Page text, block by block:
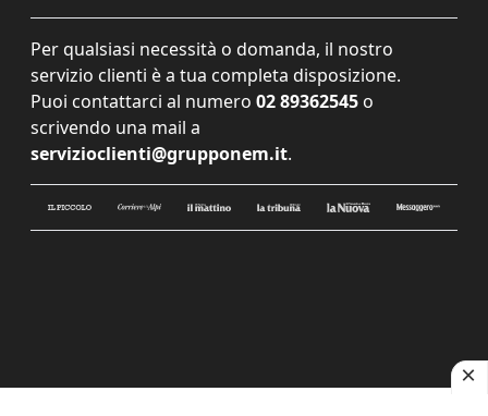
Per qualsiasi necessità o domanda, il nostro
servizio clienti è a tua completa disposizione.
Puoi contattarci al numero 02 89362545 o
scrivendo una mail a
servizioclienti@grupponem.it.